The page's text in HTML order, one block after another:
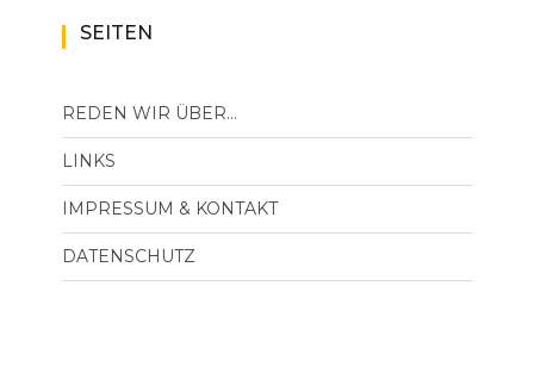
SEITEN
REDEN WIR ÜBER…
LINKS
IMPRESSUM & KONTAKT
DATENSCHUTZ